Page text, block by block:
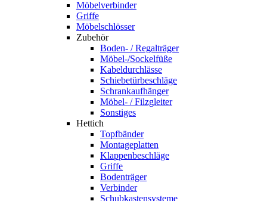
Möbelverbinder
Griffe
Möbelschlösser
Zubehör
Boden- / Regalträger
Möbel-/Sockelfüße
Kabeldurchlässe
Schiebetürbeschläge
Schrankaufhänger
Möbel- / Filzgleiter
Sonstiges
Hettich
Topfbänder
Montageplatten
Klappenbeschläge
Griffe
Bodenträger
Verbinder
Schubkastensysteme